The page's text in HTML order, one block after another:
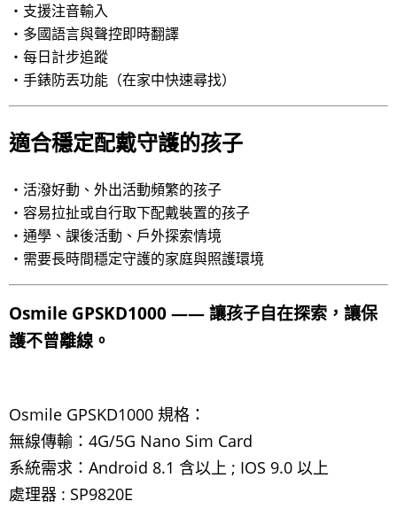
・支援注音輸入
・多國語言與聲控即時翻譯
・每日計步追蹤
・手錶防丟功能（在家中快速尋找）
適合穩定配戴守護的孩子
・活潑好動、外出活動頻繁的孩子
・容易拉扯或自行取下配戴裝置的孩子
・通學、課後活動、戶外探索情境
・需要長時間穩定守護的家庭與照護環境
Osmile GPSKD1000 —— 讓孩子自在探索，讓保
護不曾離線。
Osmile GPSKD1000 規格：
無線傳輸：4G/5G Nano Sim Card
系統需求：Android 8.1 含以上 ; IOS 9.0 以上
處理器 : SP9820E